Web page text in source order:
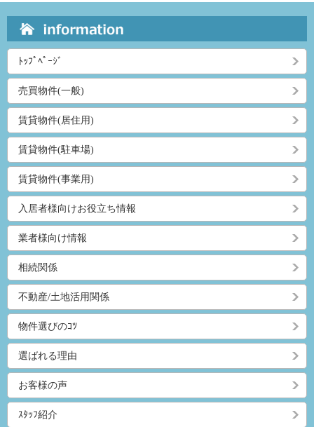
ﾄｯﾌﾟﾍﾟｰｼﾞ
売買物件(一般)
賃貸物件(居住用)
賃貸物件(駐車場)
賃貸物件(事業用)
入居者様向けお役立ち情報
業者様向け情報
相続関係
不動産/土地活用関係
物件選びのｺﾂ
選ばれる理由
お客様の声
ｽﾀｯﾌ紹介